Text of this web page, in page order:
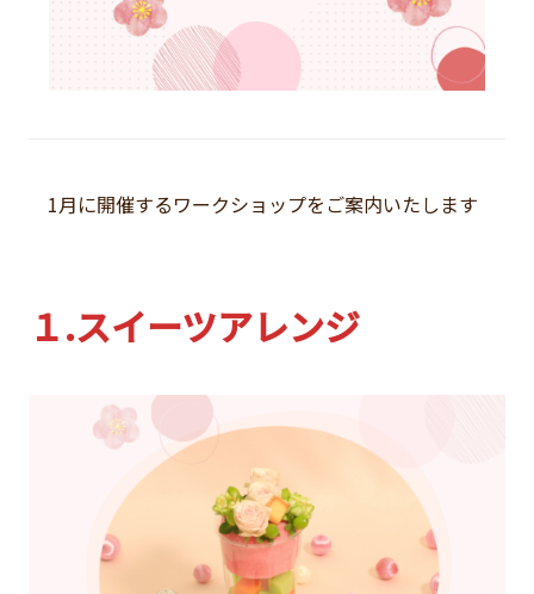
1月に開催するワークショップをご案内いたします
１.スイーツアレンジ